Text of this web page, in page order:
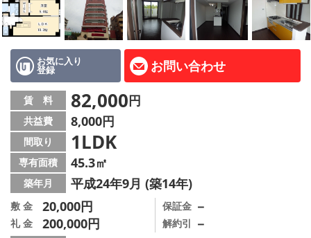
店舗情報·アクセス
会社概要
メールでお問い合わせ
お気に入り
登録 お問い合わせ
賃 料 82,000円
共益費 8,000円
間取り 1LDK
専有面積 45.3㎡
築年月 平成24年9月 (築14年)
敷 金 20,000円
礼 金 200,000円
保証金 －
解約引 －